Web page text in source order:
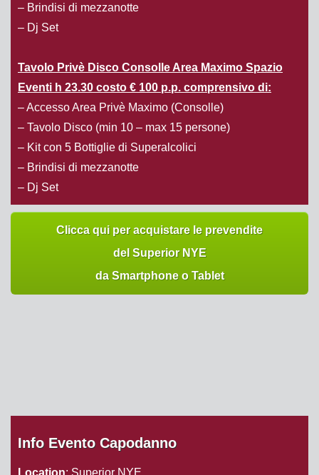
– Brindisi di mezzanotte
– Dj Set
Tavolo Privè Disco Consolle Area Maximo Spazio
Eventi h 23.30 costo € 100 p.p. comprensivo di:
– Accesso Area Privè Maximo (Consolle)
– Tavolo Disco (min 10 – max 15 persone)
– Kit con 5 Bottiglie di Superalcolici
– Brindisi di mezzanotte
– Dj Set
Clicca qui per acquistare le prevendite
del Superior NYE
da Smartphone o Tablet
Info Evento Capodanno
Location: Superior NYE